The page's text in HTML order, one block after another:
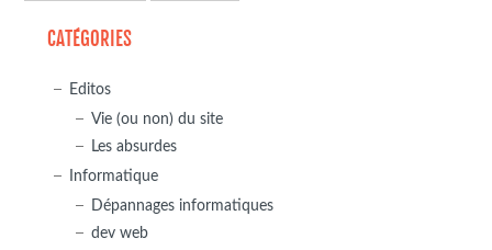
CATÉGORIES
Editos
Vie (ou non) du site
Les absurdes
Informatique
Dépannages informatiques
dev web